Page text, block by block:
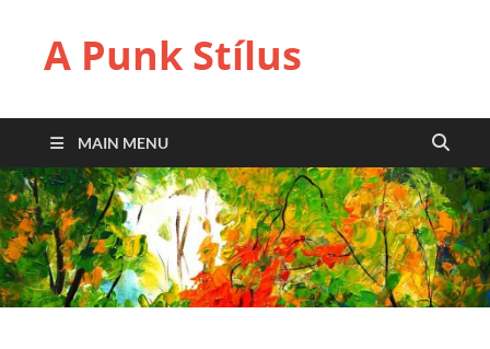
A Punk Stílus
MAIN MENU